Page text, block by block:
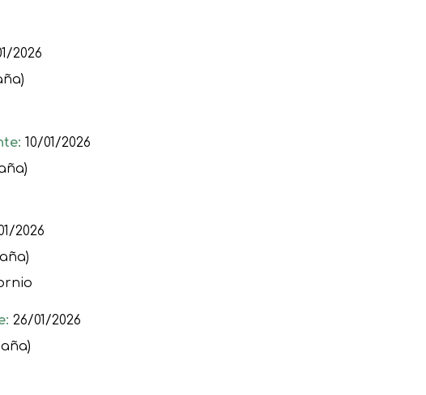
2026
10/01/2026
2026
26/01/2026